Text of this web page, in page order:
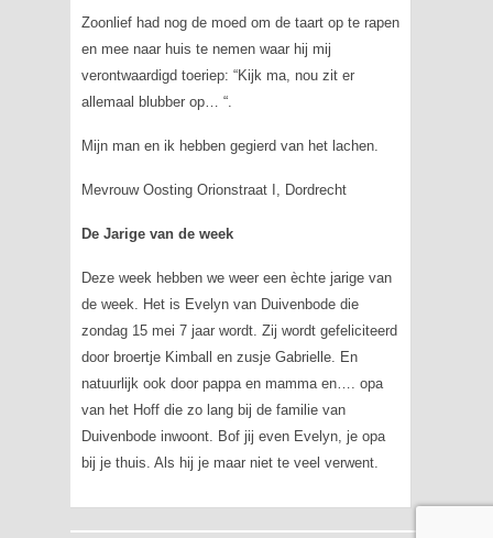
Zoonlief had nog de moed om de taart op te rapen
en mee naar huis te nemen waar hij mij
verontwaardigd toeriep: “Kijk ma, nou zit er
allemaal blubber op… “.
Mijn man en ik hebben gegierd van het lachen.
Mevrouw Oosting Orionstraat I, Dordrecht
De Jarige van de week
Deze week hebben we weer een èchte jarige van
de week. Het is Evelyn van Duivenbode die
zondag 15 mei 7 jaar wordt. Zij wordt gefeliciteerd
door broertje Kimball en zusje Gabrielle. En
natuurlijk ook door pappa en mamma en…. opa
van het Hoff die zo lang bij de familie van
Duivenbode inwoont. Bof jij even Evelyn, je opa
bij je thuis. Als hij je maar niet te veel verwent.